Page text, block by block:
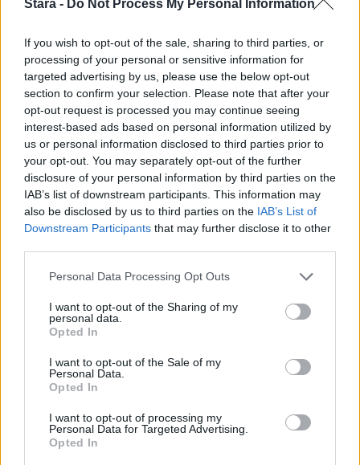
Stara - Do Not Process My Personal Information
If you wish to opt-out of the sale, sharing to third parties, or
processing of your personal or sensitive information for
targeted advertising by us, please use the below opt-out
section to confirm your selection. Please note that after your
opt-out request is processed you may continue seeing
interest-based ads based on personal information utilized by
us or personal information disclosed to third parties prior to
your opt-out. You may separately opt-out of the further
disclosure of your personal information by third parties on the
IAB’s list of downstream participants. This information may
also be disclosed by us to third parties on the IAB’s List of
Downstream Participants that may further disclose it to other
Personal Data Processing Opt Outs
I want to opt-out of the Sharing of my
personal data.
Opted In
I want to opt-out of the Sale of my
Personal Data.
Opted In
I want to opt-out of processing my
Personal Data for Targeted Advertising.
Opted In
Staran luetuimmat
1
UUTISET
Leskeneläke ei kuulu kaikille –
ikärajasta
2